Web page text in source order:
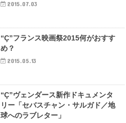
2015.07.03
“Ç”フランス映画祭2015何がおすす
め？
2015.05.13
“Ç”ヴェンダース新作ドキュメンタ
リー「セバスチャン・サルガド／地
球へのラブレター」